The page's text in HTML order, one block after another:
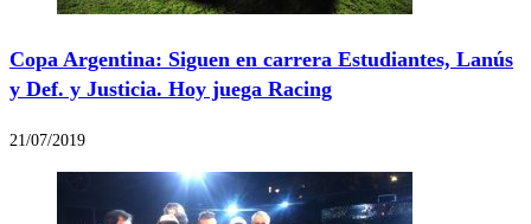
Copa Argentina: Siguen en carrera Estudiantes, Lanús
y Def. y Justicia. Hoy juega Racing
21/07/2019